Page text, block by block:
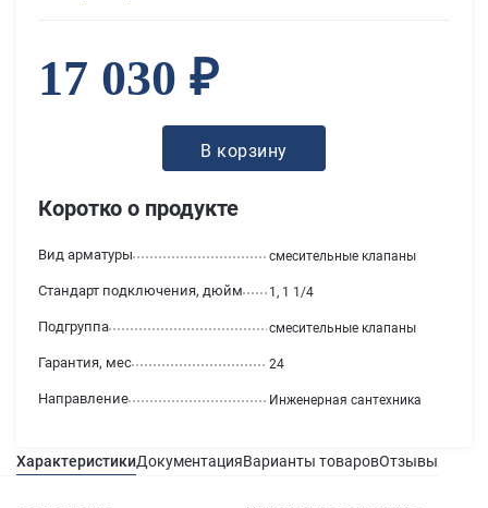
Коротко о продукте
Направление Инженерная сантехника
Вид арматуры смесительные клапаны
Стандарт подключения, дюйм 1, 1 1/4
Подгруппа смесительные клапаны
Гарантия, мес 24
17 030 ₽
В корзину
ХарактеристикиДокументацияВарианты товаровОтзывы